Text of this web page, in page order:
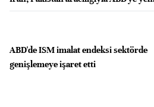
ABD'de ISM imalat endeksi sektörde
genişlemeye işaret etti